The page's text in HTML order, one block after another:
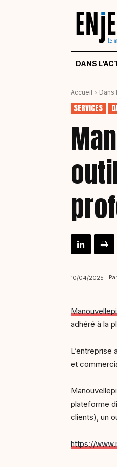
DANS
Accueil Dans
SERVICES
10/04/2025 Par
adhéré à la
L’entreprise
et
plateforme
clients), un
https://